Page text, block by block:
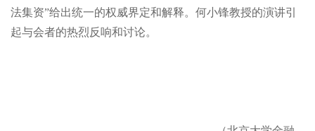
法集资”给出统一的权威界定和解释。何小锋教授的演讲引
起与会者的热烈反响和讨论。